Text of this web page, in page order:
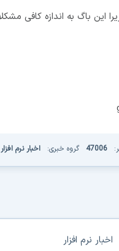
47006 گروه خبری: اخبار نرم افزار
اخبار نرم افزار